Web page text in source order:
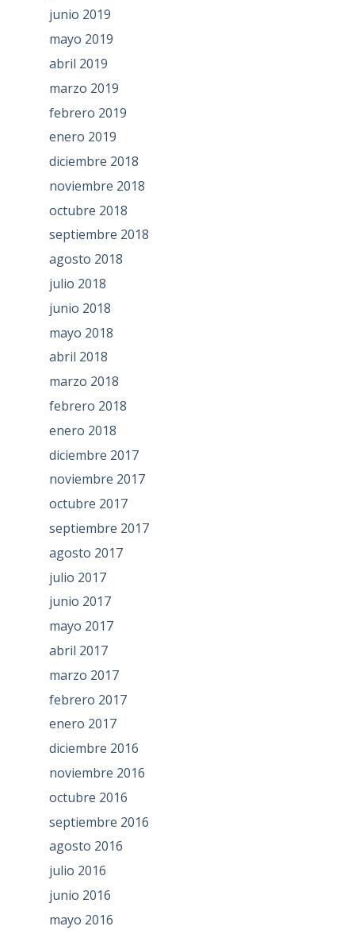
junio 2019
mayo 2019
abril 2019
marzo 2019
febrero 2019
enero 2019
diciembre 2018
noviembre 2018
octubre 2018
septiembre 2018
agosto 2018
julio 2018
junio 2018
mayo 2018
abril 2018
marzo 2018
febrero 2018
enero 2018
diciembre 2017
noviembre 2017
octubre 2017
septiembre 2017
agosto 2017
julio 2017
junio 2017
mayo 2017
abril 2017
marzo 2017
febrero 2017
enero 2017
diciembre 2016
noviembre 2016
octubre 2016
septiembre 2016
agosto 2016
julio 2016
junio 2016
mayo 2016